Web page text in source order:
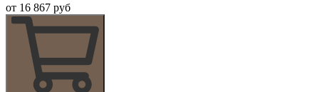
от 16 867 руб